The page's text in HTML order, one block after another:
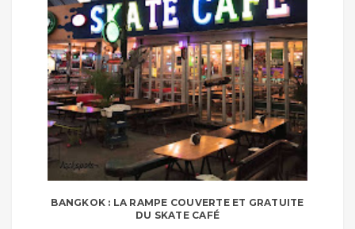
BANGKOK : LA RAMPE COUVERTE ET GRATUITE
DU SKATE CAFÉ